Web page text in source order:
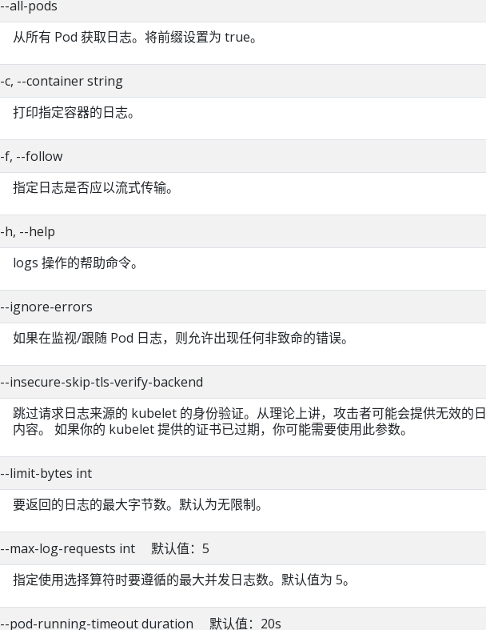
--all-pods
从所有 Pod 获取日志。将前缀设置为 true。
-c, --container string
打印指定容器的日志。
-f, --follow
指定日志是否应以流式传输。
-h, --help
logs 操作的帮助命令。
--ignore-errors
如果在监视/跟随 Pod 日志，则允许出现任何非致命的错误。
--insecure-skip-tls-verify-backend
跳过请求日志来源的 kubelet 的身份验证。从理论上讲，攻击者可能会提供无效的
内容。 如果你的 kubelet 提供的证书已过期，你可能需要使用此参数。
--limit-bytes int
要返回的日志的最大字节数。默认为无限制。
--max-log-requests int 默认值：5
指定使用选择算符时要遵循的最大并发日志数。默认值为 5。
--pod-running-timeout duration 默认值：20s